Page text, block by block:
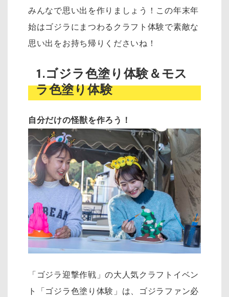
みんなで思い出を作りましょう！この年末年
始はゴジラにまつわるクラフト体験で素敵な
思い出をお持ち帰りくださいね！
1.ゴジラ色塗り体験＆モス
ラ色塗り体験
自分だけの怪獣を作ろう！
「ゴジラ迎撃作戦」の大人気クラフトイベン
ト「ゴジラ色塗り体験」は、ゴジラファン必